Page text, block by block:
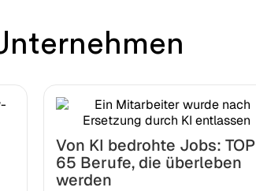
Von KI bedrohte Jobs: TOP
65 Berufe, die überleben
werden